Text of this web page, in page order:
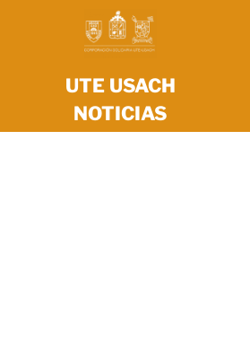
UTE USACH
NOTICIAS